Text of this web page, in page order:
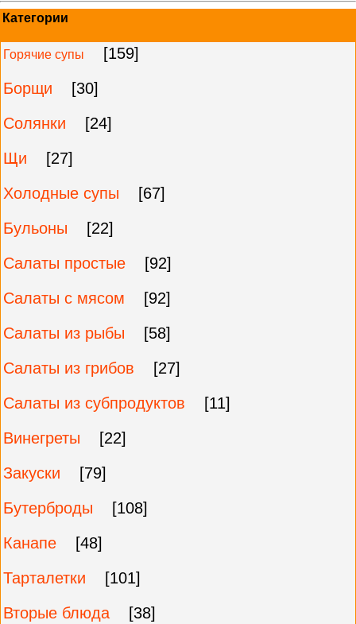
Категории
Горячие супы
[159]
Борщи
[30]
Солянки
[24]
Щи
[27]
Холодные супы
[67]
Бульоны
[22]
Салаты простые
[92]
Салаты с мясом
[92]
Салаты из рыбы
[58]
Салаты из грибов
[27]
Салаты из субпродуктов
[11]
Винегреты
[22]
Закуски
[79]
Бутерброды
[108]
Канапе
[48]
Тарталетки
[101]
Вторые блюда
[38]